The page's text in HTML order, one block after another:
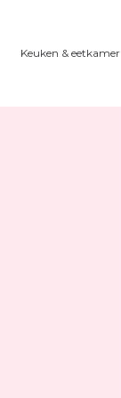
Keuken & eetkamer